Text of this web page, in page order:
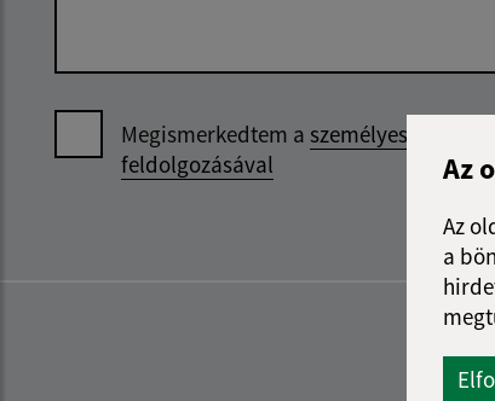
Az
Az
a
Megismerkedtem a személyes adatok
feldolgozásával